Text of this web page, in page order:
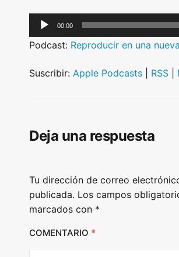
u
i
a
r
00:00
Podcast: Reproducir en una
Suscribir: Apple Podcasts RSS
Deja una respuesta
Tu dirección de correo
publicada. Los campos
marcados con *
COMENTARIO *